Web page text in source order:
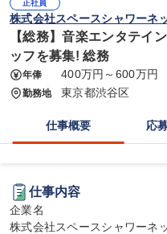
正社員
株式会社スペースシャワーネ
【総務】音楽エンタテイ
ッフを募集! 総務
年俸 400万円～600万円
勤務地 東京都渋谷区
仕事概要 応
仕事内容
企業名
株式会社スペースシャワーネ